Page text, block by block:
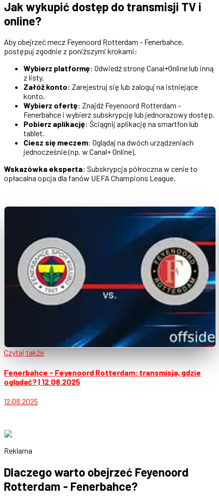
Jak wykupić dostęp do transmisji TV i
online?
Aby obejrzeć mecz Feyenoord Rotterdam - Fenerbahce,
postępuj zgodnie z poniższymi krokami:
Wybierz platformę: Odwiedź stronę Canal+Online lub inną
z listy.
Załóż konto: Zarejestruj się lub zaloguj na istniejące
konto.
Wybierz ofertę: Znajdź Feyenoord Rotterdam -
Fenerbahce i wybierz subskrypcję lub jednorazowy dostęp.
Pobierz aplikację: Ściągnij aplikację na smartfon lub
tablet.
Ciesz się meczem: Oglądaj na dwóch urządzeniach
jednocześnie (np. w Canal+ Online).
Wskazówka eksperta: Subskrypcja półroczna w cenie to
opłacalna opcja dla fanów UEFA Champions League.
Czytaj także
Fenerbahce - Feyenoord Rotterdam: transmisja, gdzie
oglądać? | 12.08.2025
12.08.2025
Reklama
Dlaczego warto obejrzeć Feyenoord
Rotterdam - Fenerbahce?